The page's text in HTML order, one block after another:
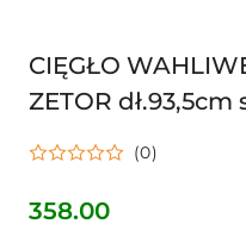
CIĘGŁO
ZETOR dł.93,5cm
DOLNY ZETOR
(0)
Cena:
358.00